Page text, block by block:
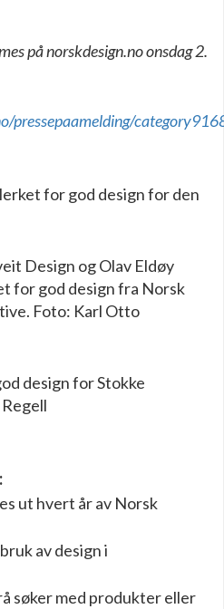
på norskdesign.no onsdag 2.
pressepaamelding/
for god design for den
Design og Olav Eldøy
for god design fra Norsk
Foto: Karl Otto
design for Stokke
ut hvert år av Norsk
av design i
søker med produkter eller